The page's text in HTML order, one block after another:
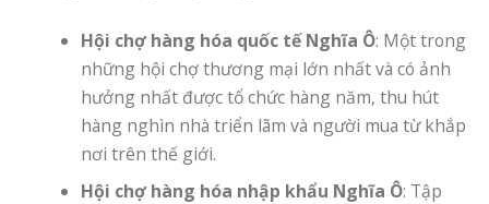
Hội chợ hàng hóa quốc tế Nghĩa Ô: Một trong
những hội chợ thương mại lớn nhất và có ảnh
hưởng nhất được tổ chức hàng năm, thu hút
hàng nghìn nhà triển lãm và người mua từ khắp
nơi trên thế giới.
Hội chợ hàng hóa nhập khẩu Nghĩa Ô: Tập